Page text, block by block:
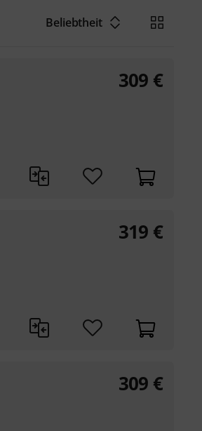
Beliebtheit
309 €
319 €
309 €